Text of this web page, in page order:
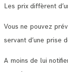
Les prix diffèrent
Vous ne pouvez
servant d’une prise
A moins de lui